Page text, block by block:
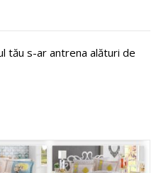
tău s-ar antrena alături de